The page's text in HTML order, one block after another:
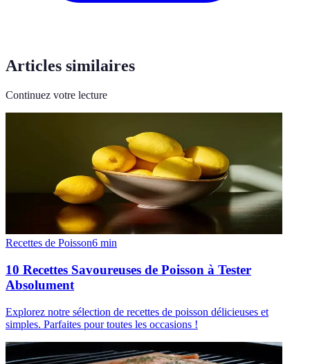
Articles similaires
Continuez votre lecture
Recettes de Poisson6 min
10 Recettes Savoureuses de Poisson à Tester
Absolument
Explorez notre sélection de recettes de poisson délicieuses et
simples. Parfaites pour toutes les occasions !